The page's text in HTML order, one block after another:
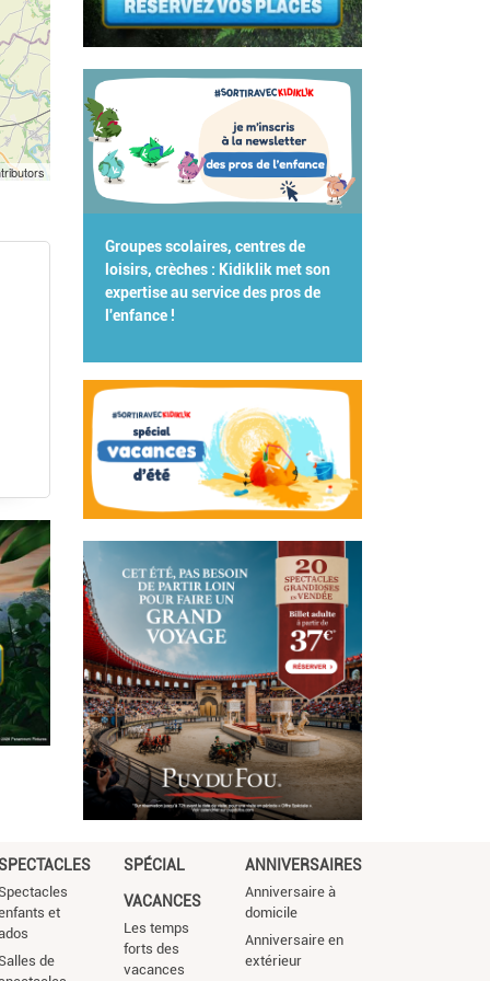
Groupes scolaires, centres de
loisirs, crèches : Kidiklik met son
expertise au service des pros de
l'enfance !
et
de
SPÉCIAL
VACANCES
Les temps
forts des
vacances
ANNIVERSAIRES
Anniversaire à
domicile
Anniversaire en
extérieur